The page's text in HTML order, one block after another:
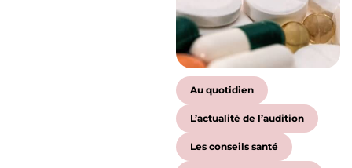
Au quotidien
L’actualité de l’audition
Les conseils santé